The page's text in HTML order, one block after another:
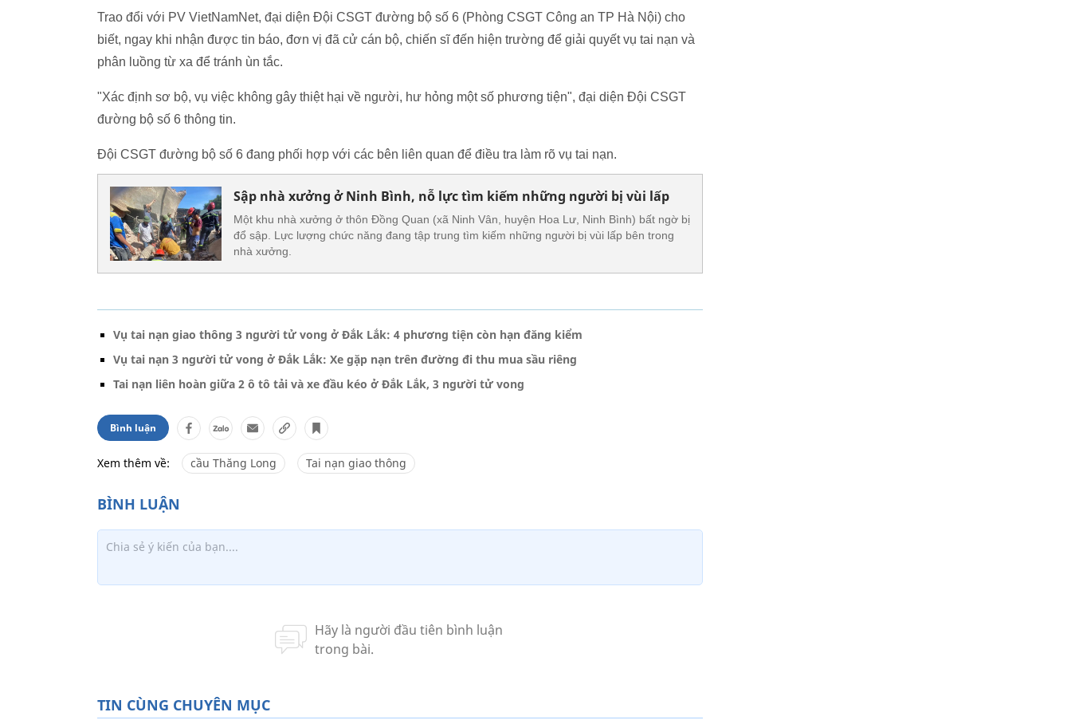
Trao đổi với PV VietNamNet, đại diện Đội CSGT đường bộ số 6 (Phòng CSGT Công an TP Hà Nội) cho
biết, ngay khi nhận được tin báo, đơn vị đã cử cán bộ, chiến sĩ đến hiện trường để giải quyết vụ tai nạn và
phân luồng từ xa để tránh ùn tắc.
"Xác định sơ bộ, vụ việc không gây thiệt hại về người, hư hỏng một số phương tiện", đại diện Đội CSGT
đường bộ số 6 thông tin.
Đội CSGT đường bộ số 6 đang phối hợp với các bên liên quan để điều tra làm rõ vụ tai nạn.
Sập nhà xưởng ở Ninh Bình, nỗ lực tìm kiếm những người bị vùi lấp
Một khu nhà xưởng ở thôn Đồng Quan (xã Ninh Vân, huyện Hoa Lư, Ninh Bình) bất ngờ bị
đổ sập. Lực lượng chức năng đang tập trung tìm kiếm những người bị vùi lấp bên trong
nhà xưởng.
Vụ tai nạn giao thông 3 người tử vong ở Đắk Lắk: 4 phương tiện còn hạn đăng kiểm
Vụ tai nạn 3 người tử vong ở Đắk Lắk: Xe gặp nạn trên đường đi thu mua sầu riêng
Tai nạn liên hoàn giữa 2 ô tô tải và xe đầu kéo ở Đắk Lắk, 3 người tử vong
Bình luận
Xem thêm về: cầu Thăng Long Tai nạn giao thông
TIN CÙNG CHUYÊN MỤC